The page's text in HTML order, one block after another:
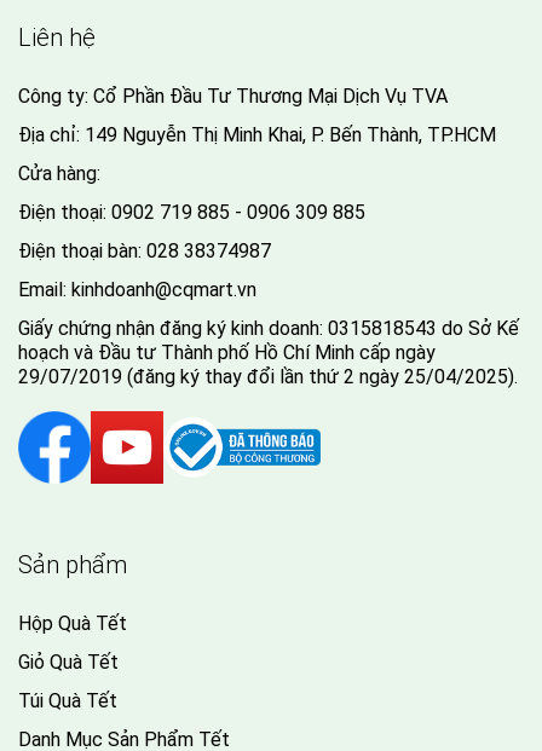
Liên hệ
Công ty: Cổ Phần Đầu Tư Thương Mại Dịch Vụ TVA
Địa chỉ: 149 Nguyễn Thị Minh Khai, P. Bến Thành, TP.HCM
Cửa hàng:
Điện thoại: 0902 719 885 - 0906 309 885
Điện thoại bàn: 028 38374987
Email: kinhdoanh@cqmart.vn
Giấy chứng nhận đăng ký kinh doanh: 0315818543 do Sở Kế
hoạch và Đầu tư Thành phố Hồ Chí Minh cấp ngày
29/07/2019 (đăng ký thay đổi lần thứ 2 ngày 25/04/2025).
Sản phẩm
Hộp Quà Tết
Giỏ Quà Tết
Túi Quà Tết
Danh Mục Sản Phẩm Tết